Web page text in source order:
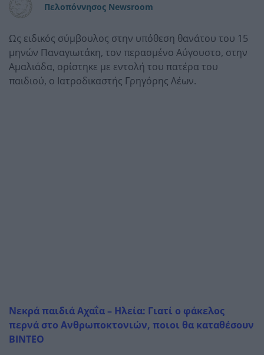
Πελοπόννησος Newsroom
Ως ειδικός σύμβουλος στην υπόθεση θανάτου του 15
μηνών Παναγιωτάκη, τον περασμένο Αύγουστο, στην
Αμαλιάδα, ορίστηκε με εντολή του πατέρα του
παιδιού, ο Ιατροδικαστής Γρηγόρης Λέων.
Νεκρά παιδιά Αχαΐα – Ηλεία: Γιατί ο φάκελος
περνά στο Ανθρωποκτονιών, ποιοι θα καταθέσουν
ΒΙΝΤΕΟ